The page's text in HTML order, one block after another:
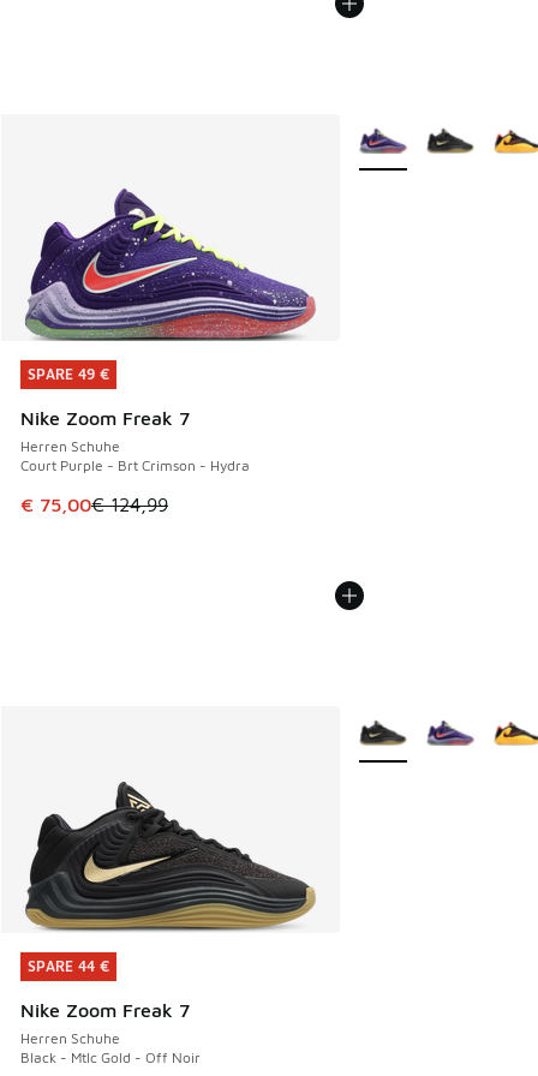
SPARE 49 €
Nike Zoom Freak 7
Herren Schuhe
Court Purple - Brt Crimson - Hydra
Dieser Artikel ist im Sale. Der Preis ist von € 124,99 auf €
€ 75,00€ 124,99
SPARE 49 €
Weitere Farben
SPARE 44 €
Nike Zoom Freak 7
Herren Schuhe
Black - Mtlc Gold - Off Noir
SPARE 44 €
Weitere Farben